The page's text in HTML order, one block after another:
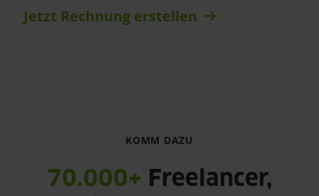
Jetzt Rechnung erstellen
KOMM DAZU
70.000+ Freelancer,